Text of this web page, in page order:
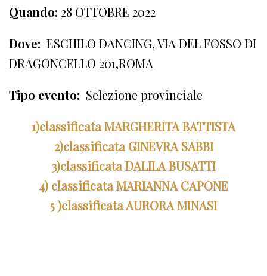
Quando: 28 OTTOBRE 2022
Dove: ESCHILO DANCING, VIA DEL FOSSO DI
DRAGONCELLO 201,ROMA
Tipo evento: Selezione provinciale
1)classificata MARGHERITA BATTISTA
2)classificata GINEVRA SABBI
3)classificata DALILA BUSATTI
4) classificata MARIANNA CAPONE
5 )classificata AURORA MINASI